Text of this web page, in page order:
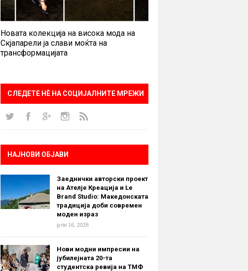
Новата колекција на висока мода на
Скјапарели ја слави моќта на
трансформацијата
СЛЕДЕТЕ НÈ НА СОЦИЈАЛНИТЕ МРЕЖИ
НАЈНОВИ ОБЈАВИ
Заеднички авторски проект
на Ателје Креација и Le
Brand Studio: Македонската
традиција доби современ
моден израз
јули 16, 2026
Нови модни импресии на
јубилејната 20-та
студентска ревија на ТМФ